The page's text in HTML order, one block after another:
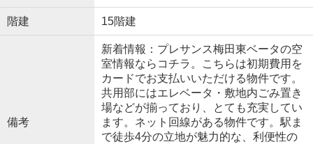
階建 15階建
備考
新着情報：プレサンス梅田東ベータの空
室情報ならコチラ。こちらは初期費用を
カードでお支払いいただける物件です。
共用部にはエレベータ・敷地内ごみ置き
場などが揃っており、とても充実してい
ます。ネット回線がある物件です。駅ま
で徒歩4分の立地が魅力的な、利便性の